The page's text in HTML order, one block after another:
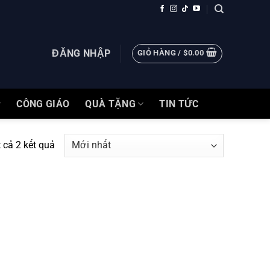
ĐĂNG NHẬP GIỎ HÀNG /$0.00
CÔNG GIÁO QUÀ TẶNG TIN TỨC
2 kết quả